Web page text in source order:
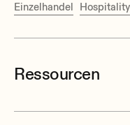
Einzelhandel Hospitality
Ressourcen